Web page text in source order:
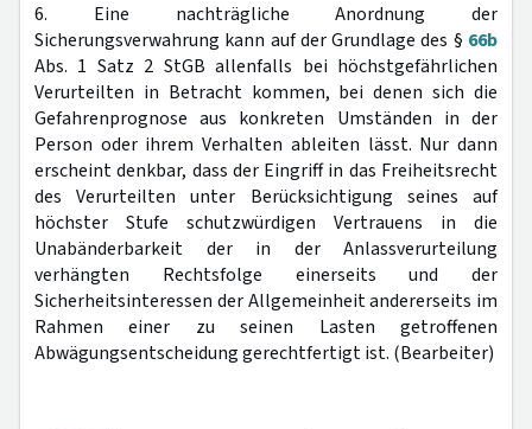
6. Eine nachträgliche Anordnung der
Sicherungsverwahrung kann auf der Grundlage des § 66b
Abs. 1 Satz 2 StGB allenfalls bei höchstgefährlichen
Verurteilten in Betracht kommen, bei denen sich die
Gefahrenprognose aus konkreten Umständen in der
Person oder ihrem Verhalten ableiten lässt. Nur dann
erscheint denkbar, dass der Eingriff in das Freiheitsrecht
des Verurteilten unter Berücksichtigung seines auf
höchster Stufe schutzwürdigen Vertrauens in die
Unabänderbarkeit der in der Anlassverurteilung
verhängten Rechtsfolge einerseits und der
Sicherheitsinteressen der Allgemeinheit andererseits im
Rahmen einer zu seinen Lasten getroffenen
Abwägungsentscheidung gerechtfertigt ist. (Bearbeiter)